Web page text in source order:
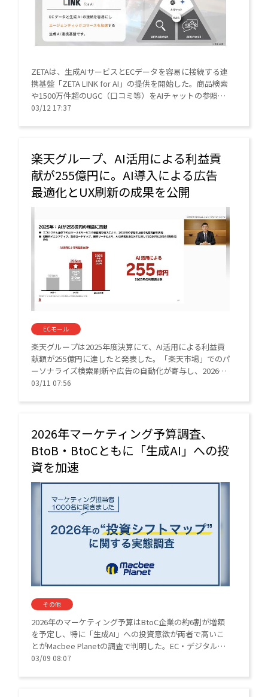
ZETAは、生成AIサービスとECデータを容易に接続する連
携基盤「ZETA LINK for AI」の提供を開始した。商品検索
や1500万件超のUGC（口コミ等）をAIチャットの参照ソ
ースとすることで、根拠のある接客とCVR向上を実現。
03/12 17:37
楽天グループ、AI活用による利益貢
献が255億円に。AI導入による広告
最適化とUX刷新の成果を公開
ECモール
楽天グループは2025年度決算にて、AI活用による利益貢
献額が255億円に達したと発表した。「楽天市場」でのパ
ーソナライズ検索刷新や広告の自動化が寄与し、2026年
度は315億円の貢献を見込む。三木谷浩史会長兼社長は全
03/11 07:56
2026年マーケティング予算調査、
BtoB・BtoCともに「生成AI」への投
資を加速
その他
2026年のマーケティング予算はBtoC企業の約6割が増額
を予定し、特に「生成AI」への投資意欲が両者で高いこ
とがMacbee Planetの調査で判明した。EC・デジタル領
域での効率化とデータ活用が今後の成長を左右する。
03/09 08:07